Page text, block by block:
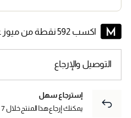
اكسب 592 نقطة من ميوز على طلبك -
التوصيل والإرجاع
إسترجاع سهل
يمكنك إرجاع هذا المنتج خلال 7 يومًا.